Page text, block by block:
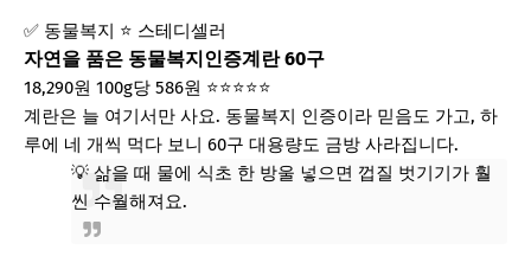
✅ 동물복지 ⭐ 스테디셀러
자연을 품은 동물복지인증계란 60구
18,290원 100g당 586원 ⭐⭐⭐⭐⭐
계란은 늘 여기서만 사요. 동물복지 인증이라 믿음도 가고, 하
루에 네 개씩 먹다 보니 60구 대용량도 금방 사라집니다.
💡 삶을 때 물에 식초 한 방울 넣으면 껍질 벗기기가 훨
씬 수월해져요.